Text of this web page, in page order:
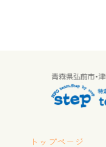
トップページ